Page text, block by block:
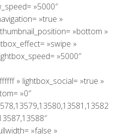
»5000″
»true »
»bottom »
»swipe »
»5000″
» lightbox_social= »true »
»0″
»false »